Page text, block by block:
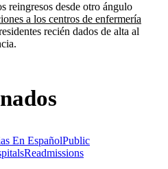
reingresos desde otro ángulo
a los centros de enfermería
recién dados de alta al
En EspañolPublic
Readmissions